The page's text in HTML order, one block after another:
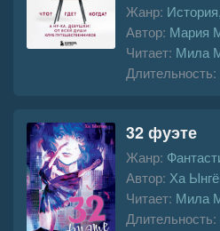
Жанр:
Автор: Мария
Читает: Мила
Длительность:
32 фуэте
Жанр:
Автор: Ха
Читает: Мила
Длительность: